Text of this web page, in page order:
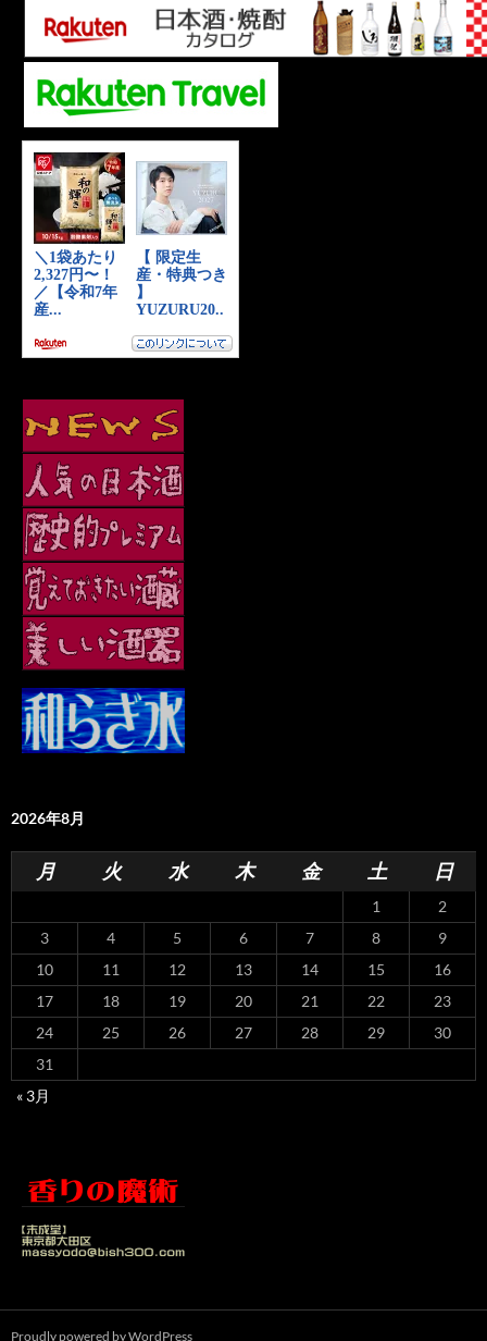
2026年8月
月 火 水 木 金 土 日
1
2
3
4 5 6 7 8
9
10
11 12 13 14 15
16
17
18 19 20 21 22
23
24
25 26 27 28 29
30
31
« 3月
Proudly powered by WordPress